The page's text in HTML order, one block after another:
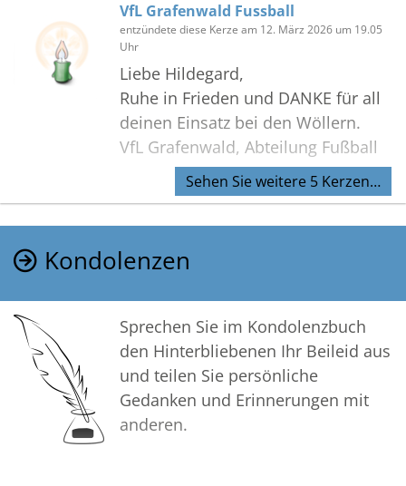
VfL Grafenwald Fussball
entzündete diese Kerze am 12. März 2026 um 19.05
Uhr
Liebe Hildegard,
Ruhe in Frieden und DANKE für all
deinen Einsatz bei den Wöllern.
VfL Grafenwald, Abteilung Fußball
Sehen Sie weitere 5 Kerzen…
Kondolenzen
Sprechen Sie im Kondolenzbuch
den Hinterbliebenen Ihr Beileid aus
und teilen Sie persönliche
Gedanken und Erinnerungen mit
anderen.